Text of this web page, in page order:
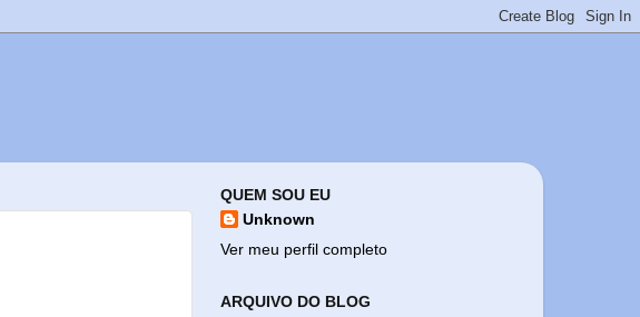
QUEM SOU EU
Unknown
Ver meu perfil completo
ARQUIVO DO BLOG